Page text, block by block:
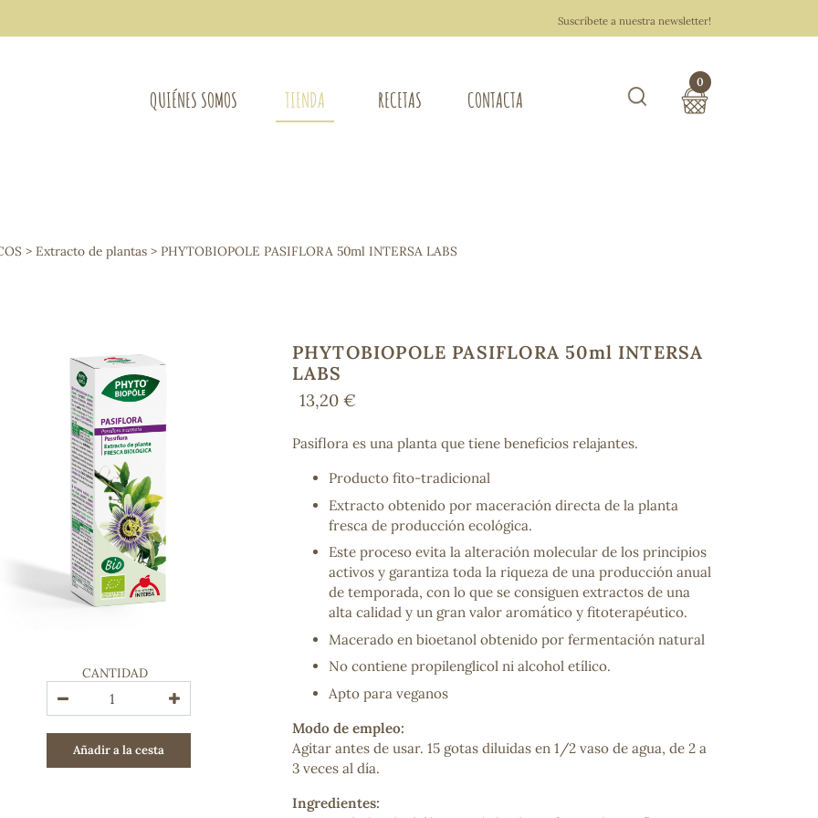
Suscríbete a nuestra newsletter!
QUIÉNES SOMOS TIENDA
Osteo-articular
Mujer
Extracto de plantas
Ácidos Grasos
Depurativos
Bienestar emocional
Jalea Real
Memoria
Hierro
Deporte
Digestivos
Circulatorio, colesterol y glucosa
Superalimentos
Proteína
Energía
COSMÉTICA E HIGIENE PERSONAL
Cremas, lociones y aceites corporales
Hombre
Higiene personal
Labiales
RECETAS CONTACTA
0
> Extracto de plantas > PHYTOBIOPOLE PASIFLORA 50ml INTERSA LABS
CANTIDAD
Añadir a la cesta
PHYTOBIOPOLE PASIFLORA 50ml INTERSA
LABS
13,20 €
Pasiflora es una planta que tiene beneficios relajantes.
Producto fito-tradicional
Extracto obtenido por maceración directa de la planta
fresca de producción ecológica.
Este proceso evita la alteración molecular de los principios
activos y garantiza toda la riqueza de una producción anual
de temporada, con lo que se consiguen extractos de una
alta calidad y un gran valor aromático y fitoterapéutico.
Macerado en bioetanol obtenido por fermentación natural
No contiene propilenglicol ni alcohol etílico.
Apto para veganos
Modo de empleo:
Agitar antes de usar. 15 gotas diluidas en 1/2 vaso de agua, de 2 a
3 veces al día.
Ingredientes: